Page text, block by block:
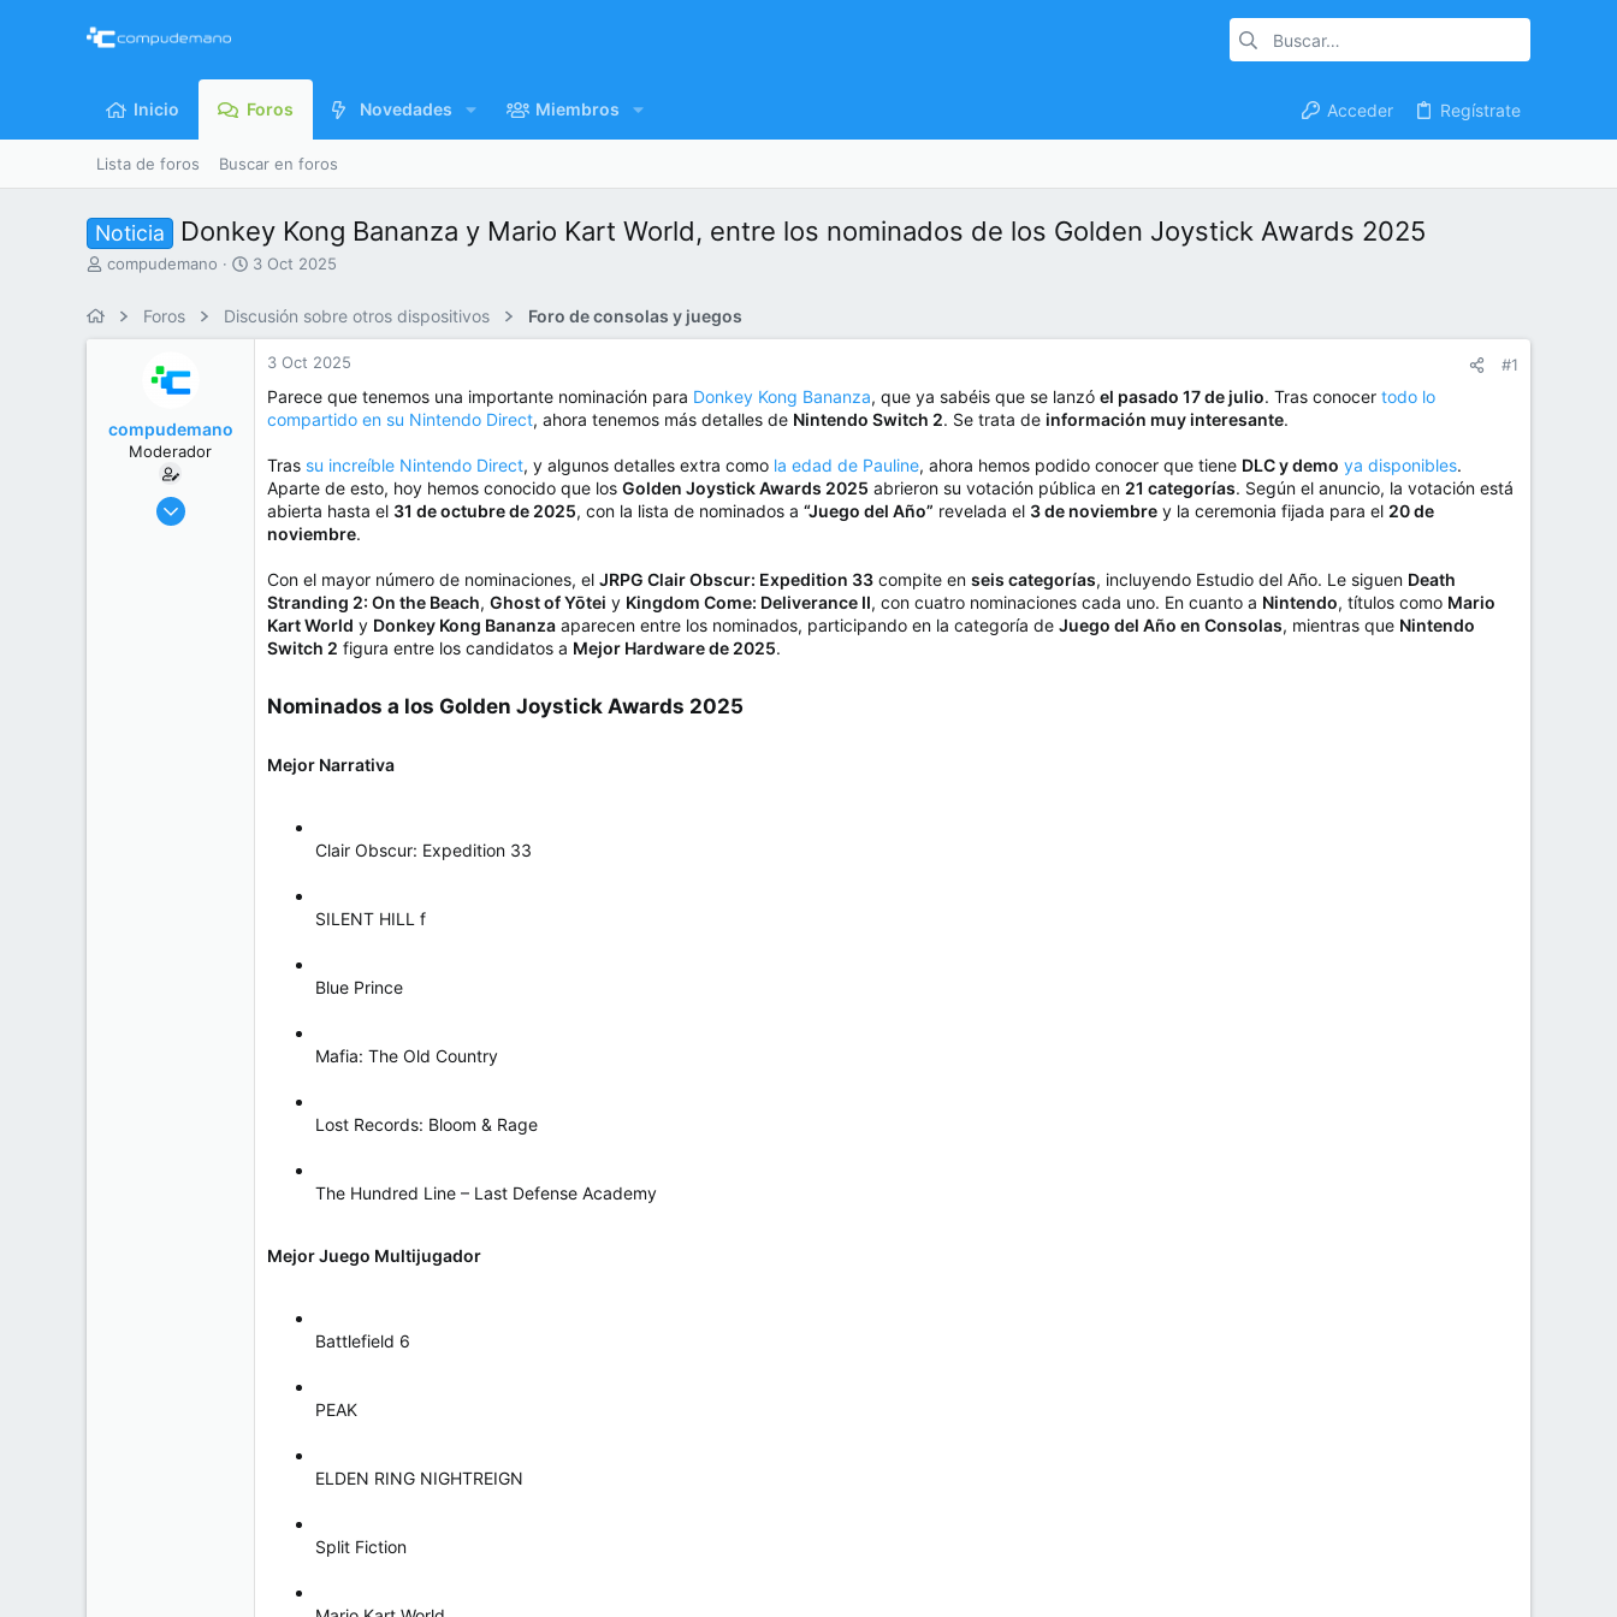
Inicio Foros Novedades Miembros Acceder Regístrate
Lista de foros Buscar en foros
Noticia Donkey Kong Bananza y Mario Kart World, entre los nominados de los Golden Joystick Awards 2025
I
r
compudemano
F
h
3 Oct 2025
Foros Discusión sobre otros dispositivos Foro de consolas y juegos
compudemano
Moderador
26 Jul 2013
3 Oct 2025 #1
Parece que tenemos una importante nominación para Donkey Kong Bananza, que ya sabéis que se lanzó el pasado 17 de julio. Tras conocer todo lo
compartido en su Nintendo Direct, ahora tenemos más detalles de Nintendo Switch 2. Se trata de información muy interesante.
Tras su increíble Nintendo Direct, y algunos detalles extra como la edad de Pauline, ahora hemos podido conocer que tiene DLC y demo ya disponibles.
Aparte de esto, hoy hemos conocido que los Golden Joystick Awards 2025 abrieron su votación pública en 21 categorías. Según el anuncio, la votación está
abierta hasta el 31 de octubre de 2025, con la lista de nominados a “Juego del Año” revelada el 3 de noviembre y la ceremonia fijada para el 20 de
noviembre.
Con el mayor número de nominaciones, el JRPG Clair Obscur: Expedition 33 compite en seis categorías, incluyendo Estudio del Año. Le siguen Death
Stranding 2: On the Beach, Ghost of Yōtei y Kingdom Come: Deliverance II, con cuatro nominaciones cada uno. En cuanto a Nintendo, títulos como Mario
Kart World y Donkey Kong Bananza aparecen entre los nominados, participando en la categoría de Juego del Año en Consolas, mientras que Nintendo
Switch 2 figura entre los candidatos a Mejor Hardware de 2025.
Nominados a los Golden Joystick Awards 2025​
Mejor Narrativa
Clair Obscur: Expedition 33
SILENT HILL f
Blue Prince
Mafia: The Old Country
Lost Records: Bloom & Rage
The Hundred Line – Last Defense Academy
Mejor Juego Multijugador
Battlefield 6
PEAK
ELDEN RING NIGHTREIGN
Split Fiction